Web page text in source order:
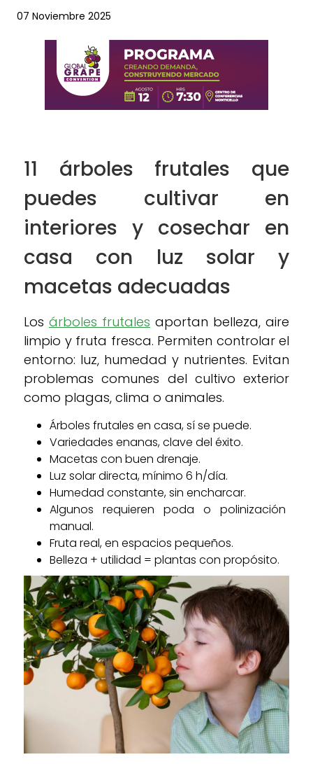
07 Noviembre 2025
11 árboles frutales que
puedes cultivar en
interiores y cosechar en
casa con luz solar y
macetas adecuadas
Los árboles frutales aportan belleza, aire
limpio y fruta fresca. Permiten controlar el
entorno: luz, humedad y nutrientes. Evitan
problemas comunes del cultivo exterior
como plagas, clima o animales.
Árboles frutales en casa, sí se puede.
Variedades enanas, clave del éxito.
Macetas con buen drenaje.
Luz solar directa, mínimo 6 h/día.
Humedad constante, sin encharcar.
Algunos requieren poda o polinización
manual.
Fruta real, en espacios pequeños.
Belleza + utilidad = plantas con propósito.